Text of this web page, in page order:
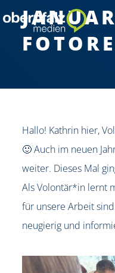
Hallo! Kathrin hier,
🙂 Auch im neuen
weiter. Dieses Mal
Als Volontär*in lernt
für unsere Arbeit
neugierig und